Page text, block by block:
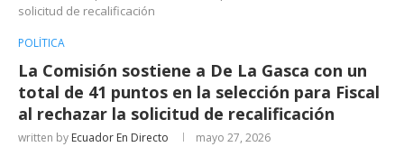
solicitud de recalificación
POLÍTICA
La Comisión sostiene a De La Gasca con un
total de 41 puntos en la selección para Fiscal
al rechazar la solicitud de recalificación
written by Ecuador En Directo mayo 27, 2026